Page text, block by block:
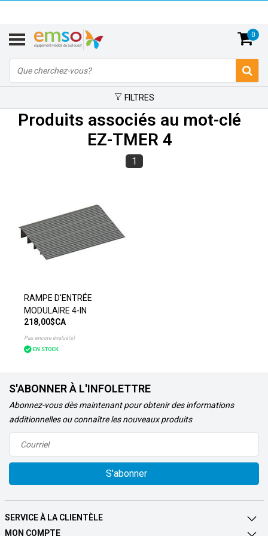
0
FILTRES
Produits associés au mot-clé
EZ-TMER 4
1
RAMPE D'ENTRÉE
MODULAIRE 4-IN
218,00$CA
Pas encore évalué(e)
EN STOCK
S'ABONNER À L'INFOLETTRE
Abonnez-vous dès maintenant pour obtenir des informations
additionnelles ou connaître les nouveaux produits
S'abonner
SERVICE À LA CLIENTÈLE
MON COMPTE